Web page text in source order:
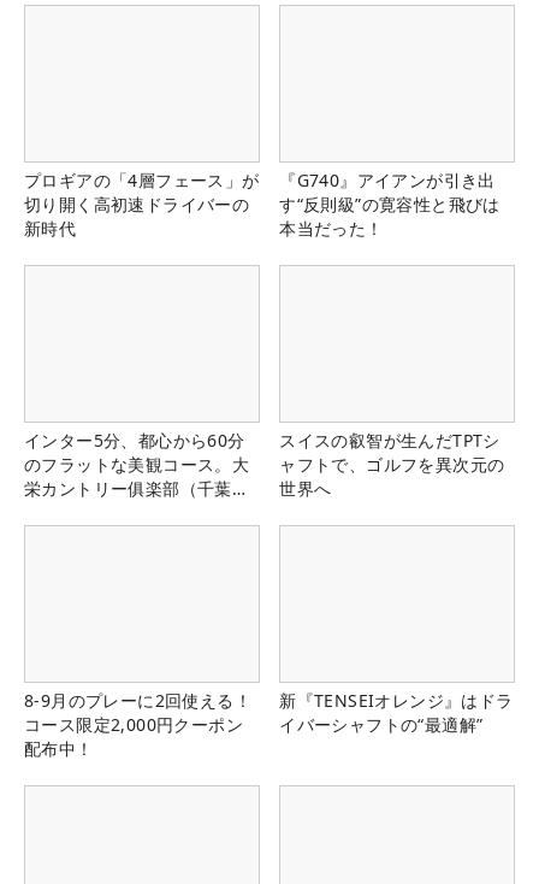
プロギアの「4層フェース」が
切り開く高初速ドライバーの
新時代
『G740』アイアンが引き出
す“反則級”の寛容性と飛びは
本当だった！
インター5分、都心から60分
のフラットな美観コース。大
栄カントリー俱楽部（千葉
スイスの叡智が生んだTPTシ
ャフトで、ゴルフを異次元の
世界へ
8-9月のプレーに2回使える！
コース限定2,000円クーポン
配布中！
新『TENSEIオレンジ』はドラ
イバーシャフトの“最適解”